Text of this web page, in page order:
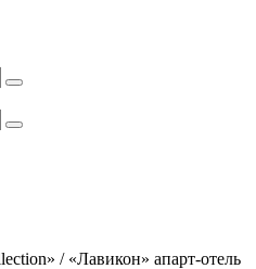
/ «Лавикон» апарт-отель